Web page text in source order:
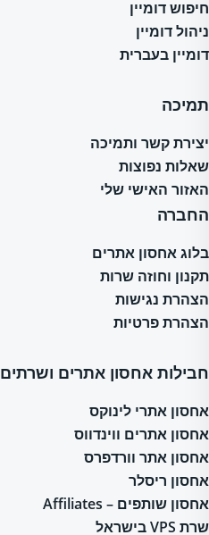
חיפוש דומיין
ניהול דומיין
דומיין בעברית
תמיכה
יצירת קשר ותמיכה
שאלות נפוצות
האזור האישי שלי
החברה
בלוג אחסון אתרים
תקנון וחוזה שרות
הצהרת נגישות
הצהרת פרטיות
חבילות אחסון אתרים ושרתים
אחסון אתרי לינוקס
אחסון אתרים ווינדווס
אחסון אתר וורדפרס
אחסון ריסלר
אחסון שותפים – Affiliates
שרת VPS בישראל